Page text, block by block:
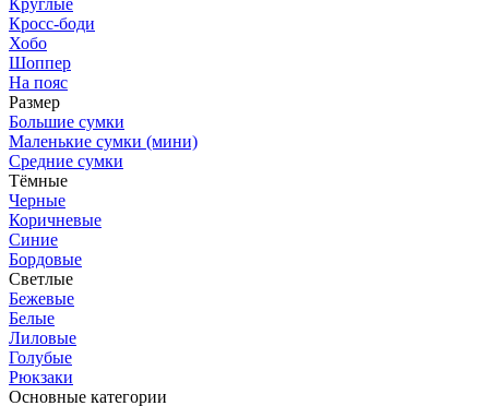
Круглые
Кросс-боди
Хобо
Шоппер
На пояс
Размер
Большие сумки
Маленькие сумки (мини)
Средние сумки
Тёмные
Черные
Коричневые
Синие
Бордовые
Светлые
Бежевые
Белые
Лиловые
Голубые
Рюкзаки
Основные категории